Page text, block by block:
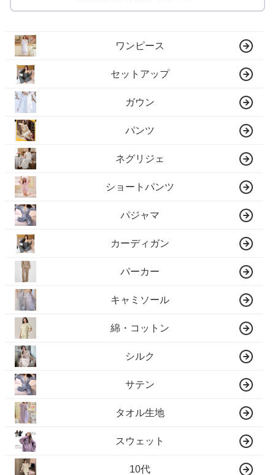
ワンピース
セットアップ
ガウン
パンツ
ネグリジェ
ショートパンツ
パジャマ
カーディガン
パーカー
キャミソール
綿・コットン
シルク
サテン
タオル生地
スウェット
10代